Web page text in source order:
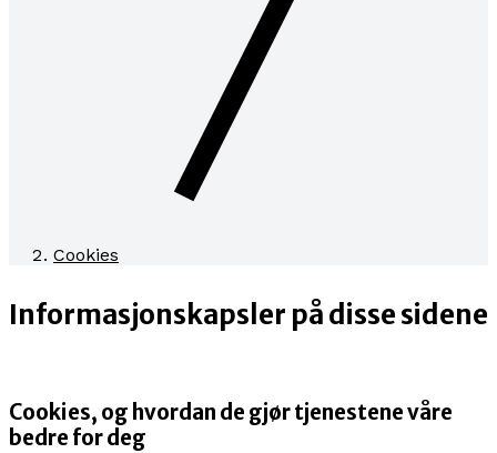
Cookies
Informasjonskapsler på disse sidene
Cookies, og hvordan de gjør tjenestene våre
bedre for deg